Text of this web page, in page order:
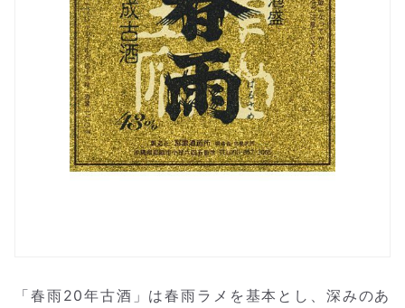
「春雨20年古酒」は春雨ラメを基本とし、深みのあ